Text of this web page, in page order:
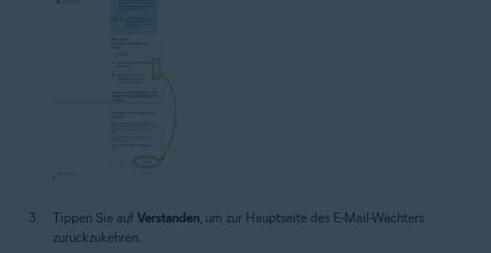
Tippen Sie auf Verstanden, um zur Hauptseite des E-Mail-Wächters
zurückzukehren.